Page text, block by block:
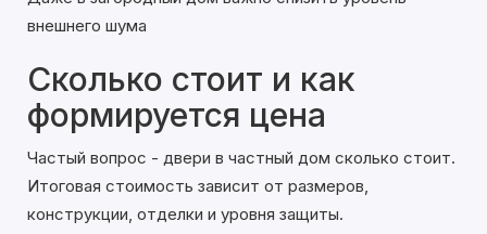
внешнего шума
Сколько стоит и как
формируется цена
Частый вопрос - двери в частный дом сколько стоит.
Итоговая стоимость зависит от размеров,
конструкции, отделки и уровня защиты.